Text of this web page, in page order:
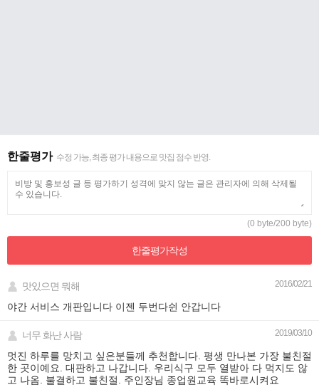
한줄평가 수정 가능, 최종 평가 내용으로 맛집 점수 반영.
(0 byte/200 byte)
한줄평가작성
맛있으면 뭐해 2016/02/21
야간 서비스 개판입니다 이젠 두번다쉰 안갑니다
너무 화난 사람 2019/03/10
멋진 하루를 망치고 싶은분들께 추천합니다. 평생 만나본 가장 불친절
한 곳이예요. 대판하고 나갑니다. 우리식구 모두 열받아 다 먹지도 않
고 나옴. 불결하고 불친절. 주인장님 종업원교육 똑바로시켜요